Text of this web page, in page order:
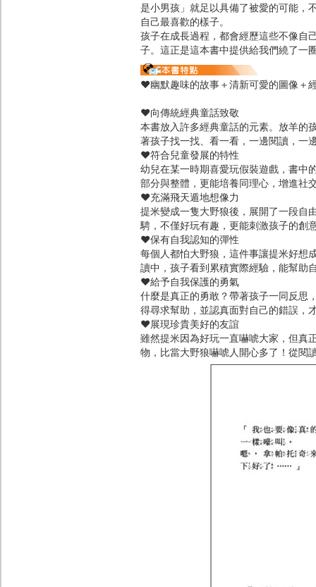
是小男孩」就足以具備了被愛的可能，
自己最喜歡的樣子。
孩子在成長過程，都會經歷這些不像自
子。這正是這本書中提供給我們繞了一
♥幽默趣味的故事＋清新可愛的圖像＋
♥向傳統經典童話致敬
本書放入許多經典童話的元素。放羊
著孩子找一找、看一看，一邊閱讀，一
♥符合兒童發展的特性
幼兒在某一時期喜愛玩假裝遊戲，書中
部分與整體，更能培養同理心，增進社
♥充滿飛天遁地想像力
提米變成一隻大野狼後，展開了一段自
騁，不僅好玩有趣，更能刺激孩子的創
♥保有自我認知的彈性
每個人都怕大野狼，這件事讓提米好想
讀中，孩子看到累積實際經驗，能幫助
♥給予自我保護的勇氣
什麼是真正的勇敢？帶著孩子一同反思
得尋求幫助，並認真面對自己的錯誤，
♥展現珍貴美好的友誼
雖然提米因為好玩一直嚇唬大家，但真
物，比當大野狼嚇唬人開心多了！從閱